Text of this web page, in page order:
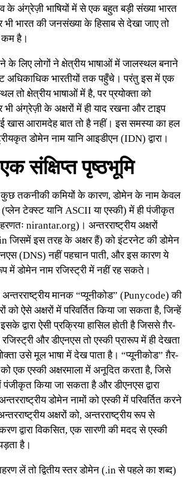
के अंग्रेज़ी भाषियों में से एक बहुत बड़ी संख्या भारत
भी भारत की जनसंख्या के हिसाब से देखा जाए तो
कम है।
के लिए लोगों ने क्षेत्रीय भाषाओं में जालस्थल बनाने
अधिकाधिक भारतीयों तक पहुँचे। परंतु इस में एक
तो क्षेत्रीय भाषाओं में है, पर प्रयोक्ता को
अंग्रेज़ी के अक्षरों में ही याद रखना और टाइप
खास आरामदेह बात तो है नहीं। इस समस्या का हल
डोमेन नाम यानि आइडीएन (IDN) द्वारा।
संक्षिप्त पृष्ठभूमि
तकनीकी कमियों के कारण, डोमेन के नाम केवल
टेक्स्ट यानि ASCII या एस्की) में ही पंजीकृत
nirantar.org)। अन्तरराष्ट्रीय अक्षरों
जिसमें इस तरह के अक्षर हैं) को इंटरनेट की डोमेन
(DNS) नहीं पहचान पाती, और इस कारण ये
डोमेन नाम रजिस्ट्री में नहीं रह सकते।
मानक “प्यूनीकोड” (Punycode) की
को ऐसे अक्षरों में परिवर्तित किया जा सकता है, जिन्हें
द्वारा ऐसी प्रक्रिया हासिल होती है जिससे ग़ैर-
रजिस्ट्री और डीएनएस तो एस्की प्रारूप में ही देखता
उसे मूल भाषा में देख पाता है। “प्यूनीकोड” ग़ैर-
को एक एस्की अक्षरमाला में अनूदित करता है, जिसे
पंजीकृत किया जा सकता है और डीएनएस द्वारा
डोमेन नामों को एस्की में परिवर्तित करने
अक्षरों को, अन्तरराष्ट्रीय रूप से
द्वारा विकसित, एक सारणी की मदद से एस्की
है।
लें तो द्वितीय स्तर डोमेन (.in से पहले का शब्द)